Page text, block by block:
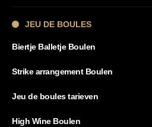
JEU DE BOULES
Biertje Balletje Boulen
Strike arrangement Boulen
Jeu de boules tarieven
High Wine Boulen